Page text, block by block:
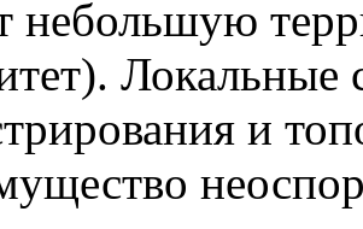
небольшую
Локальные
и